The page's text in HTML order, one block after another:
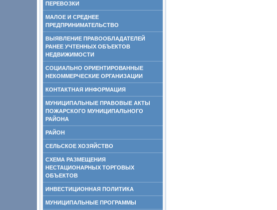
ПЕРЕВОЗКИ
МАЛОЕ И СРЕДНЕЕ
ПРЕДПРИНИМАТЕЛЬСТВО
ВЫЯВЛЕНИЕ ПРАВООБЛАДАТЕЛЕЙ
РАНЕЕ УЧТЕННЫХ ОБЪЕКТОВ
НЕДВИЖИМОСТИ
СОЦИАЛЬНО ОРИЕНТИРОВАННЫЕ
НЕКОММЕРЧЕСКИЕ ОРГАНИЗАЦИИ
КОНТАКТНАЯ ИНФОРМАЦИЯ
МУНИЦИПАЛЬНЫЕ ПРАВОВЫЕ АКТЫ
ПОЖАРСКОГО МУНИЦИПАЛЬНОГО
РАЙОНА
РАЙОН
СЕЛЬСКОЕ ХОЗЯЙСТВО
СХЕМА РАЗМЕЩЕНИЯ
НЕСТАЦИОНАРНЫХ ТОРГОВЫХ
ОБЪЕКТОВ
ИНВЕСТИЦИОННАЯ ПОЛИТИКА
МУНИЦИПАЛЬНЫЕ ПРОГРАММЫ